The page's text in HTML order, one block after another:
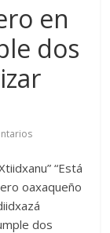
en
dos
“Está
oaxaqueño
dos